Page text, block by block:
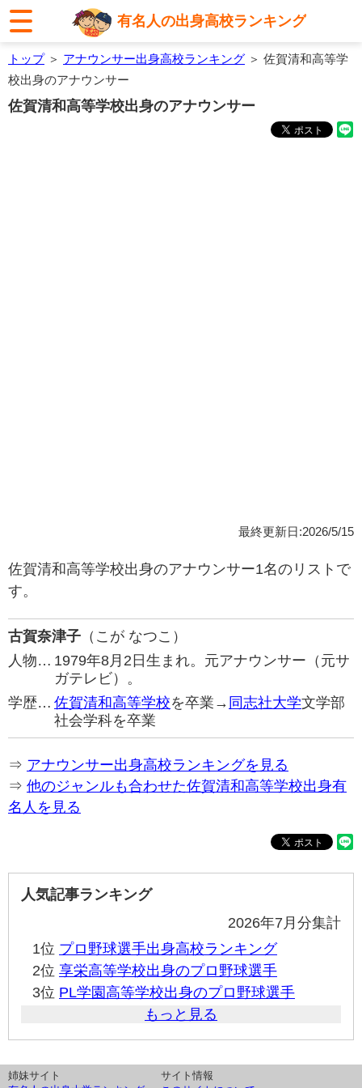
有名人の出身高校ランキング
トップ＞ アナウンサー出身高校ランキング ＞ 佐賀清和高等学
校出身のアナウンサー
佐賀清和高等学校出身のアナウンサー
最終更新日:2026/5/15
佐賀清和高等学校出身のアナウンサー1名のリストで
す。
古賀奈津子 （こが なつこ）
人物… 1979年8月2日生まれ。元アナウンサー（元サ
ガテレビ）。
学歴… 佐賀清和高等学校を卒業→ 同志社大学文学部
社会学科を卒業
⇒ アナウンサー出身高校ランキングを見る
⇒ 他のジャンルも合わせた佐賀清和高等学校出身有
名人を見る
人気記事ランキング
2026年7月分集計
1位 プロ野球選手出身高校ランキング
2位 享栄高等学校出身のプロ野球選手
3位 PL学園高等学校出身のプロ野球選手
もっと見る
姉妹サイト
サイト情報